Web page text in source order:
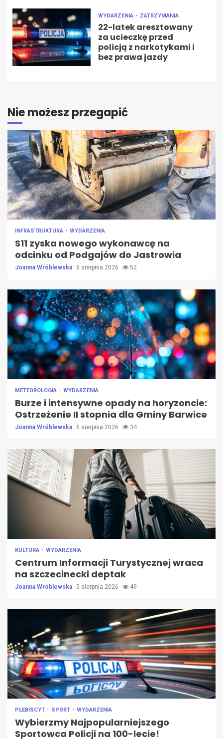
WYDARZENIA ZATRZYMANIA
22-latek aresztowany
za ucieczkę przed
policją z narkotykami i
bez prawa jazdy
Nie możesz przegapić
INFRASTRUKTURA WYDARZENIA
S11 zyska nowego wykonawcę na
odcinku od Podgajów do Jastrowia
Joanna Wróblewska 6 sierpnia 2026 52
METEOROLOGIA WYDARZENIA
Burze i intensywne opady na horyzoncie:
Ostrzeżenie II stopnia dla Gminy Barwice
Joanna Wróblewska 6 sierpnia 2026 34
KULTURA WYDARZENIA
Centrum Informacji Turystycznej wraca
na szczecinecki deptak
Joanna Wróblewska 5 sierpnia 2026 49
PLEBISCYT SPORT WYDARZENIA
Wybierzmy Najpopularniejszego
Sportowca Policji na 100-lecie!